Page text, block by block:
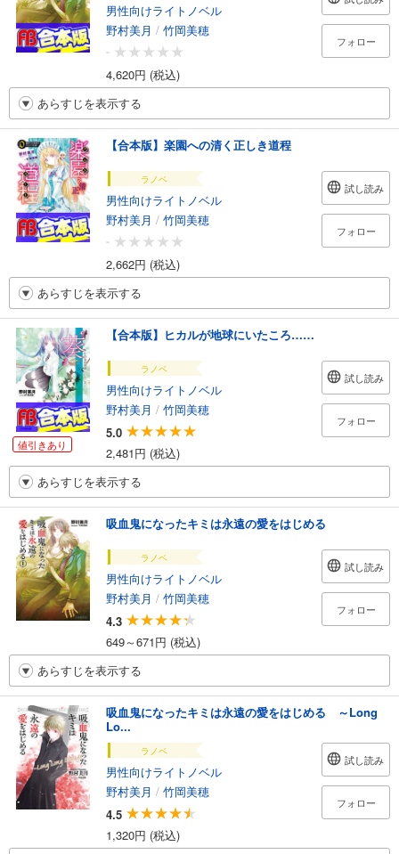
男性向けライトノベル
野村美月 / 竹岡美穂
-
4,620円 (税込)
フォロー
あらすじを表示する
【合本版】楽園への清く正しき道程
ラノベ
男性向けライトノベル
野村美月 / 竹岡美穂
-
2,662円 (税込)
試し読み
フォロー
あらすじを表示する
値引きあり
【合本版】ヒカルが地球にいたころ……
ラノベ
男性向けライトノベル
野村美月 / 竹岡美穂
5.0
2,481円 (税込)
試し読み
フォロー
あらすじを表示する
吸血鬼になったキミは永遠の愛をはじめる
ラノベ
男性向けライトノベル
野村美月 / 竹岡美穂
4.3
649～671円 (税込)
試し読み
フォロー
あらすじを表示する
吸血鬼になったキミは永遠の愛をはじめる ～Long
Lo...
ラノベ
男性向けライトノベル
野村美月 / 竹岡美穂
4.5
1,320円 (税込)
試し読み
フォロー